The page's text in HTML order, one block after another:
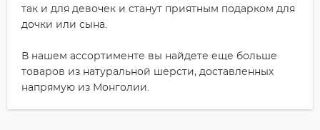
так и для девочек и станут приятным подарком для
дочки или сына.
В нашем ассортименте вы найдете еще больше
товаров из натуральной шерсти, доставленных
напрямую из Монголии.